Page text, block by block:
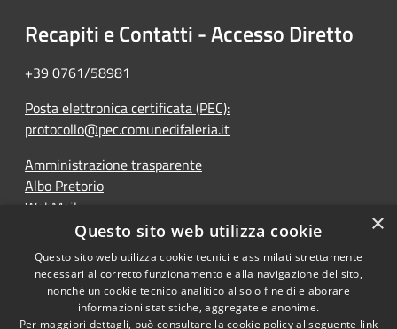
Recapiti e Contatti - Accesso Diretto
+39 0761/58981
Posta elettronica certificata (PEC):
protocollo@pec.comunedifaleria.it
Amministrazione trasparente
Albo Pretorio
WebMail
Dichiarazione di accessibilità
Copyright © 2026 • Comune di
×
Questo sito web utilizza cookie
Questo sito web utilizza cookie tecnici e assimilati strettamente
necessari al corretto funzionamento e alla navigazione del sito,
nonché un cookie tecnico analitico al solo fine di elaborare
informazioni statistiche, aggregate e anonime.
Per maggiori dettagli, può consultare la cookie policy al seguente link